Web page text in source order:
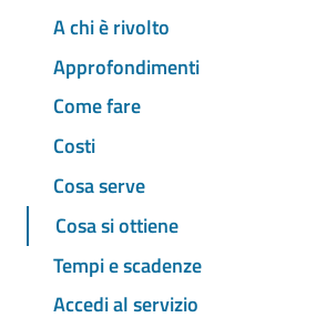
A chi è rivolto
Approfondimenti
Come fare
Costi
Cosa serve
Cosa si ottiene
Tempi e scadenze
Accedi al servizio